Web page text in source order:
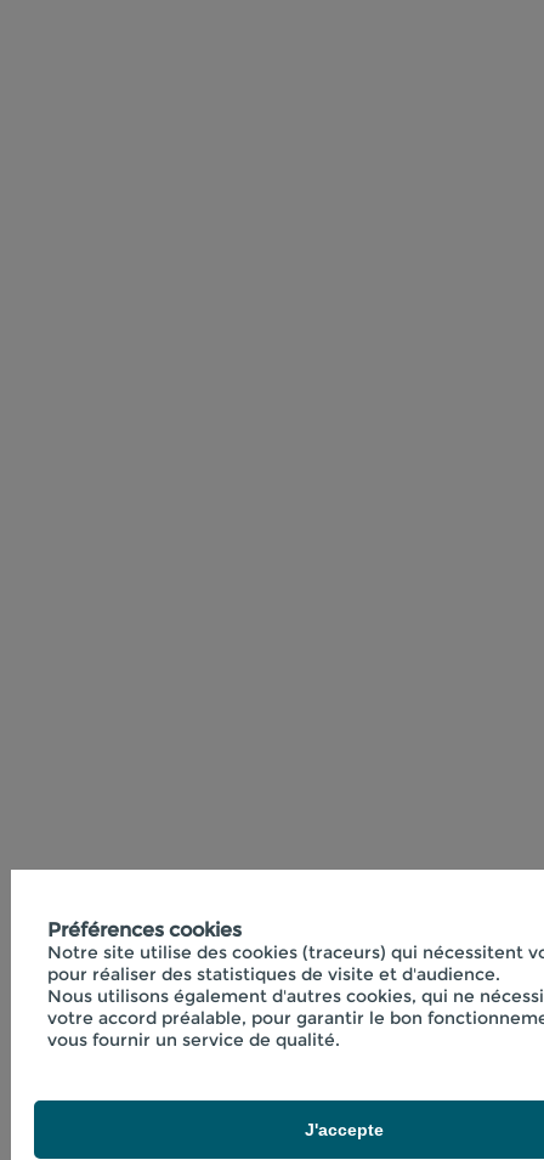
Préférences cookies
Notre site utilise des cookies (traceurs) qui nécessitent
pour réaliser des statistiques de visite et d'audience.
Nous utilisons également d'autres cookies, qui ne
votre accord préalable, pour garantir le bon
vous fournir un service de qualité.
J'accepte